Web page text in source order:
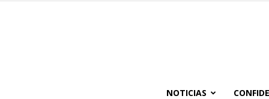
NOTICIAS